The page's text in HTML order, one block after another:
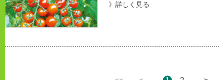
》詳しく見る